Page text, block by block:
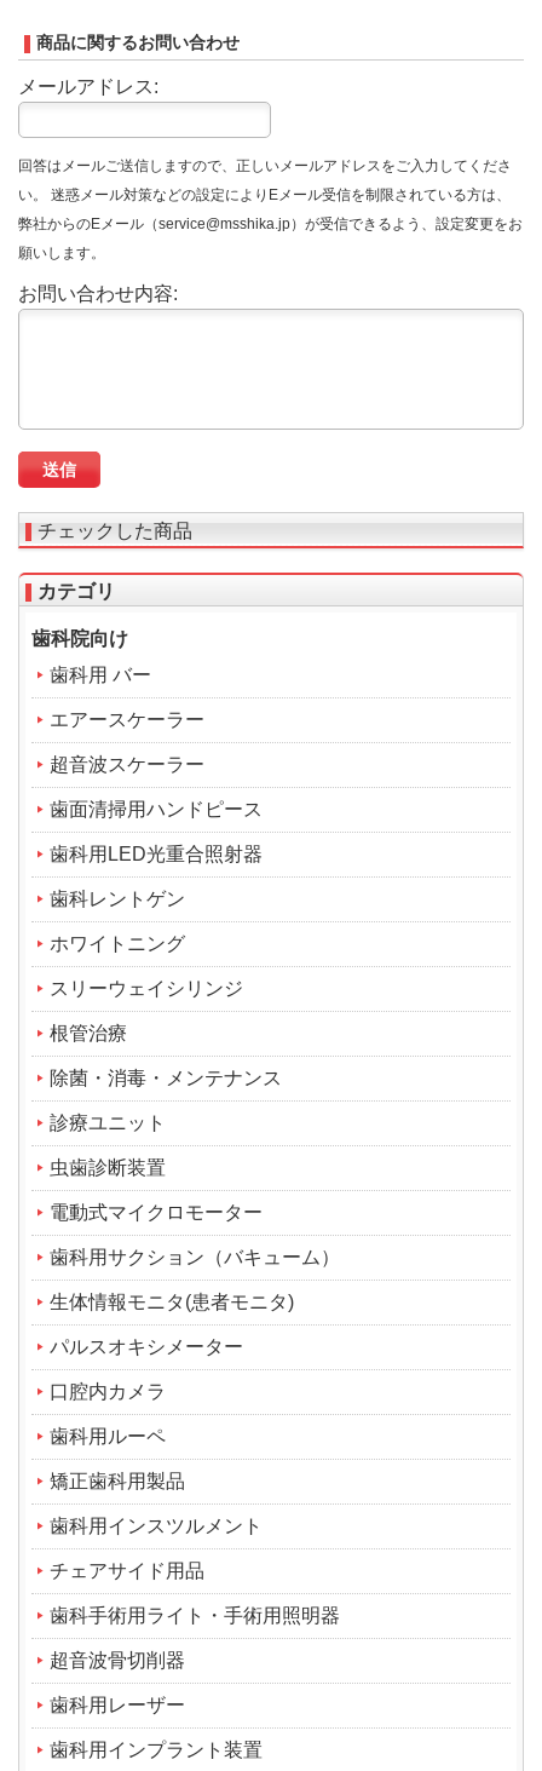
商品に関するお問い合わせ
メールアドレス:
回答はメールご送信しますので、正しいメールアドレスをご入力してくださ
い。 迷惑メール対策などの設定によりEメール受信を制限されている方は、
弊社からのEメール（service@msshika.jp）が受信できるよう、設定変更をお
願いします。
お問い合わせ内容:
チェックした商品
カテゴリ
歯科院向け
歯科用 バー
エアースケーラー
超音波スケーラー
歯面清掃用ハンドピース
歯科用LED光重合照射器
歯科レントゲン
ホワイトニング
スリーウェイシリンジ
根管治療
除菌・消毒・メンテナンス
診療ユニット
虫歯診断装置
電動式マイクロモーター
歯科用サクション（バキューム）
生体情報モニタ(患者モニタ)
パルスオキシメーター
口腔内カメラ
歯科用ルーペ
矯正歯科用製品
歯科用インスツルメント
チェアサイド用品
歯科手術用ライト・手術用照明器
超音波骨切削器
歯科用レーザー
歯科用インプラント装置